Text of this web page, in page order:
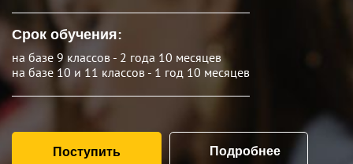
Срок обучения:
на базе 9 классов - 2 года 10 месяцев
на базе 10 и 11 классов - 1 год 10 месяцев
Поступить
Подробнее